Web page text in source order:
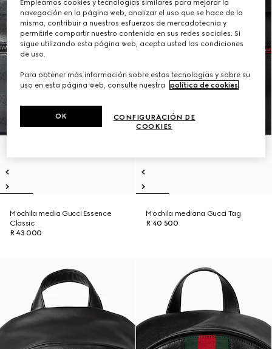
Mochila media Gucci Essence
Classic
R 43 000
Mochila mediana Gucci Tag
R 40 500
Empleamos cookies y tecnologías similares para mejorar la
navegación en la página web, analizar el uso que se hace de la
misma, contribuir a nuestros esfuerzos de mercadotecnia y
permitirle compartir nuestro contenido en sus redes sociales. Si
sigue utilizando esta página web, acepta usted las condiciones
de uso.
Para obtener más información sobre estas tecnologías y sobre su
uso en esta página web, consulte nuestra
política de cookies.
CONFIGURACIÓN DE
COOKIES
OK